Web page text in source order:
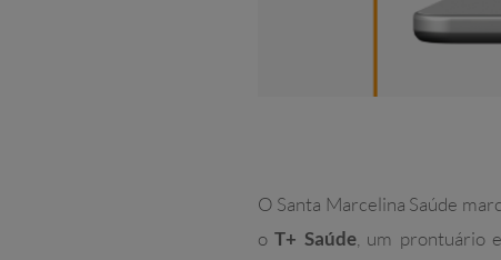
O Santa Marcelina Saúde
o T+ Saúde, um prontuário